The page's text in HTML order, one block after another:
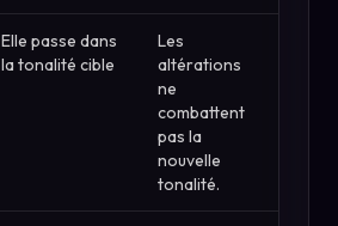
Elle passe dans
la tonalité cible
Les
altérations
ne
combattent
pas la
nouvelle
tonalité.